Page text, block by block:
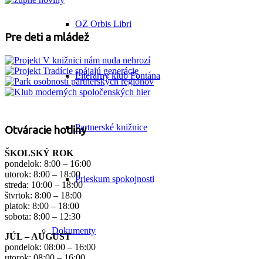
OZ Orbis Libri
Literárny klub Fontána
Partnerské knižnice
Prieskum spokojnosti
Dokumenty
Pre deti a mládež
Otváracie hodiny
ŠKOLSKÝ ROK
pondelok: 8:00 – 16:00
utorok: 8:00 – 18:00
streda: 10:00 – 18:00
štvrtok: 8:00 – 18:00
piatok: 8:00 – 18:00
sobota: 8:00 – 12:30
JÚL – AUGUST
pondelok: 08:00 – 16:00